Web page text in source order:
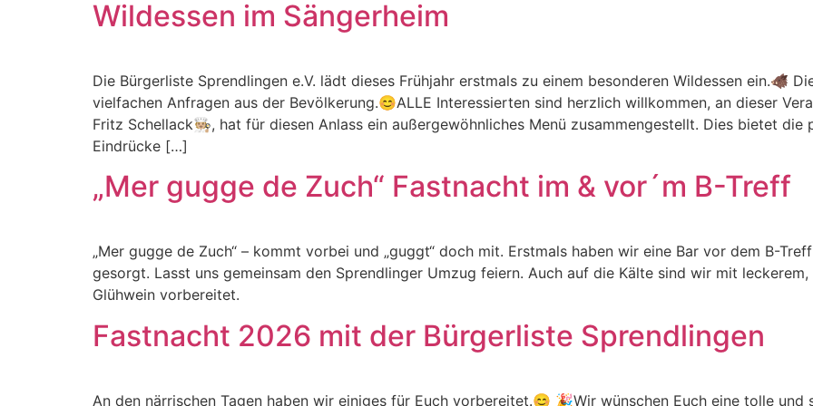
Wildessen im Sängerheim
Die Bürgerliste Sprendlingen e.V. lädt dieses Frühjahr erstmals zu einem besonderen Wildessen ein.🐗
vielfachen Anfragen aus der Bevölkerung.😊ALLE Interessierten sind herzlich willkommen, an dieser
Fritz Schellack🧑🏼‍🍳, hat für diesen Anlass ein außergewöhnliches Menü zusammengestellt. Dies bietet
Eindrücke […]
„Mer gugge de Zuch“ Fastnacht im & vor´m B-Treff
„Mer gugge de Zuch“ – kommt vorbei und „guggt“ doch mit. Erstmals haben wir eine Bar vor dem B-
gesorgt. Lasst uns gemeinsam den Sprendlinger Umzug feiern. Auch auf die Kälte sind wir mit
Glühwein vorbereitet.
Fastnacht 2026 mit der Bürgerliste Sprendlingen
An den närrischen Tagen haben wir einiges für Euch vorbereitet.😊 🎉Wir wünschen Euch eine tolle